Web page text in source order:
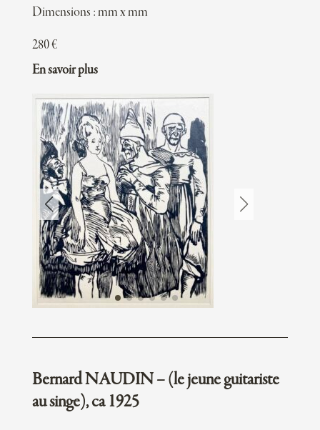
Dimensions : mm x mm
280€
En savoir plus
Bernard NAUDIN – (le jeune guitariste
au singe), ca 1925